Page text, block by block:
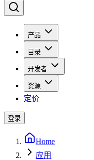
产品
目录
开发者
资源
定价
登录
Home
应用